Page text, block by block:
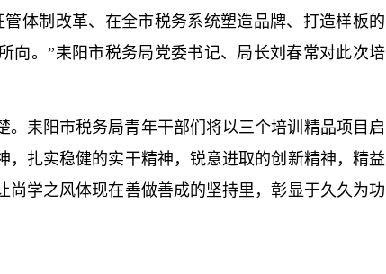
体制改革、在全市税务系统塑造品牌、打造样板的
向。”耒阳市税务局党委书记、局长刘春常对此次培
。耒阳市税务局青年干部们将以三个培训精品项目启
，扎实稳健的实干精神，锐意进取的创新精神，精益
尚学之风体现在善做善成的坚持里，彰显于久久为功